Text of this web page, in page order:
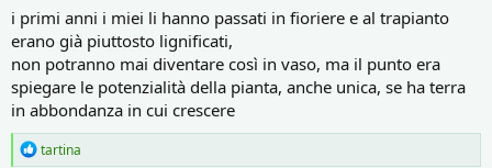
i primi anni i miei li hanno passati in fioriere e al trapianto
erano già piuttosto lignificati,
non potranno mai diventare così in vaso, ma il punto era
spiegare le potenzialità della pianta, anche unica, se ha terra
in abbondanza in cui crescere
R
tartina